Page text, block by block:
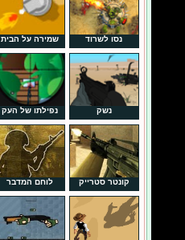
נסו לשרוד שמירה על הבית
נשק נפילתו של העק
קונטר סטרייק לוחם המדבר